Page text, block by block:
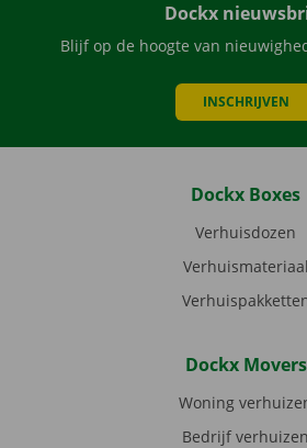
Dockx
Blijf op de hoogte van
INSCHRIJVEN
Dockx Boxes
Verhuisdozen
Verhuismateriaal
Dockx Movers
Woning
Bedrijf verhuizen